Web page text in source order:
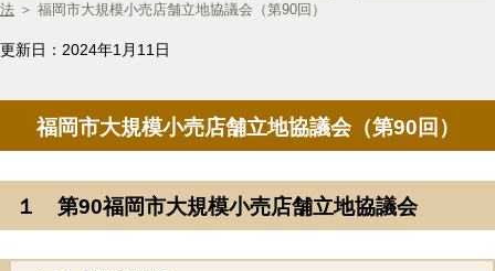
法 ＞ 福岡市大規模小売店舗立地協議会（第90回）
更新日：2024年1月11日
福岡市大規模小売店舗立地協議会（第90回）
１ 第90福岡市大規模小売店舗立地協議会